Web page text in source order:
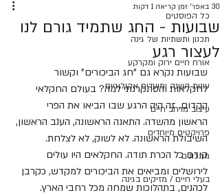
כל הפוסטים
תכנון ותשתיות של גינה
אורח חיים ירוק ומקרקע
עונות השנה ומועדים אקולוגיים
עיצוב מרחב חיים
פרויקטים מיוחדים
מתכונים
בעלי חיים / מזיקים בגינה
שבועות - החג שתמיד גורם לנו
לעצור רגע
30 באפר׳ זמן קריאה 1 דקות
שבועות נקרא גם "חג הביכורים" וקשור
לחקלאות והסתקרנתי למה? בעולם החקלאי
הקדום, זה היה הרגע שבו הביאו את הפרי
הראשון מהשדה. התאנה הראשונה, הענב הראשון,
השיבולת הראשונה. לא לשוק, לא לצלחת.
קודם כל הכרת תודה. החקלאים היו עולים
לירושלים ומביאים את הביכורים למקדש, כקרבן
לכהנים, בתהלוכות שמחה מכל רחבי הארץ.